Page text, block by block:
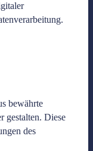
bewährte
gestalten. Diese
des